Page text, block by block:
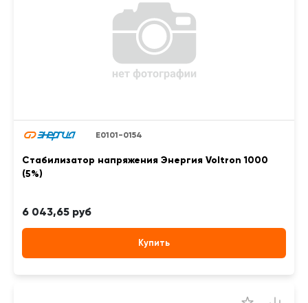
Е0101-0154
Стабилизатор напряжения Энергия Voltron 1000
(5%)
6 043,65 руб
Купить